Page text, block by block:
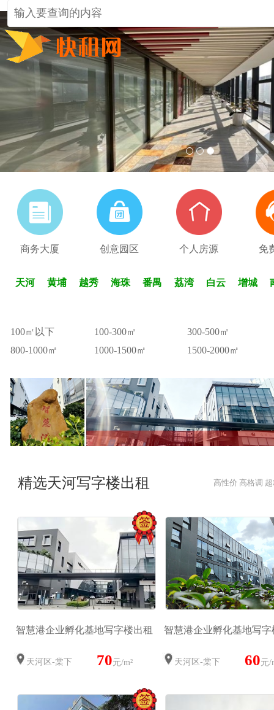
1 2 3
商务大厦 创意园区 个人房源 免
天河 黄埔 越秀 海珠 番禺 荔湾 白云 增城
100㎡以下 100-300㎡
300-500㎡
800-1000㎡
1000-1500㎡ 1500-2000㎡
精选天河写字楼出租 高性价 高格调
智慧港企业孵化基地写字楼出租
天河区-棠下 70元/m²
智慧港企业孵化基地写字
天河区-棠下 60元/